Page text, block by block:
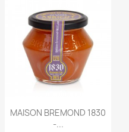
Aperçu rapide
MAISON BREMOND 1830
-...